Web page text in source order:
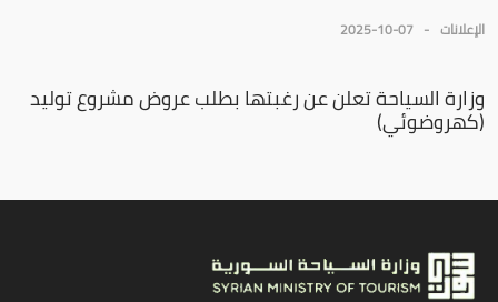
الإعلانات 2025-10-07
وزارة السياحة تعلن عن رغبتها بطلب عروض مشروع توليد
(كهروضوئي)